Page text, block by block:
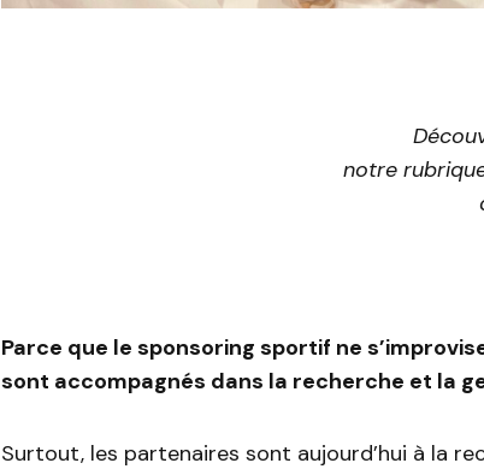
notre
Parce que le sponsoring sportif ne
sont accompagnés dans la recherche et la
Surtout, les partenaires sont aujourd’hui à la